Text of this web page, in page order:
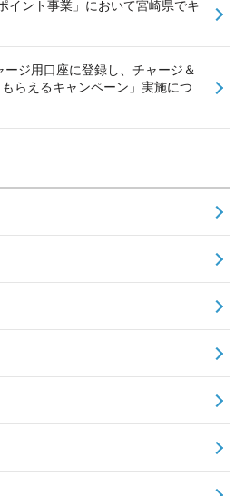
イント事業」において宮崎県でキ
ージ用口座に登録し、チャージ＆
らえるキャンペーン」実施につ